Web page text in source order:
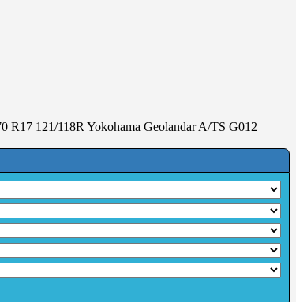
Yokohama Geolandar A/TS G012